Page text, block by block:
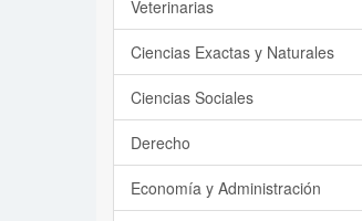
Veterinarias
Ciencias Exactas y Naturales
Ciencias Sociales
Derecho
Economía y Administración